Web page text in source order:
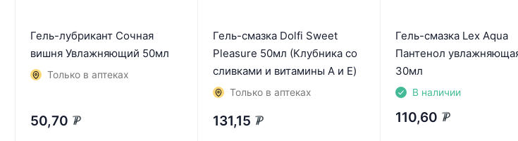
Гель-лубрикант Сочная
вишня Увлажняющий 50мл
Только в аптеках
50,70 ₽
Гель-смазка Dolfi Sweet
Pleasure 50мл (Клубника со
сливками и витамины А и E)
Только в аптеках
131,15 ₽
Гель-смазка Lex Aqua
Пантенол
30мл
В наличии
110,60 ₽